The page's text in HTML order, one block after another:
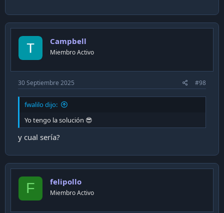
Campbell
Miembro Activo
30 Septiembre 2025 #98
fwalilo dijo:
Yo tengo la solución 😎
y cual sería?
F felipollo
Miembro Activo